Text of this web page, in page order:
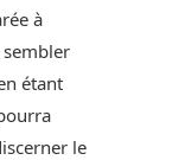
à
étant
le